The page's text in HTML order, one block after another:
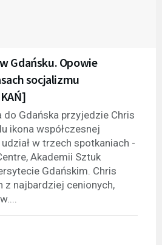
Gdańsku. Opowie
socjalizmu
Gdańska przyjedzie Chris
ikona współczesnej
w trzech spotkaniach -
Akademii Sztuk
Gdańskim. Chris
z najbardziej cenionych,